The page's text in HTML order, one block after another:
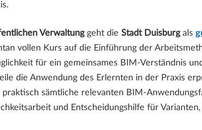
Verwaltunggeht die Stadt Duisburgals
vollen Kurs auf die Einführung der
für ein gemeinsames BIM-Verständnis
die Anwendung des Erlernten in der Praxis
sämtliche relevanten BIM-
und Entscheidungshilfe für